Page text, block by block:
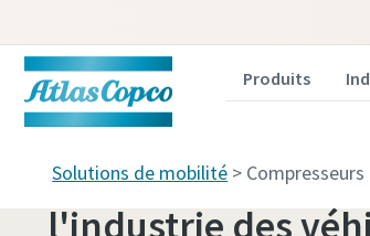
Produits
Solutions de mobilité >
Solutions d'air
l'industrie des